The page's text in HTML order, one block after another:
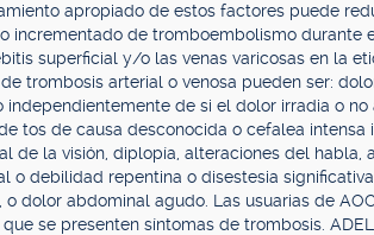
apropiado de estos factores puede
incrementado de tromboembolismo durante
superficial y/o las venas varicosas en la
trombosis arterial o venosa pueden ser:
de si el dolor irradia o no
tos de causa desconocida o cefalea
de la visión, diplopía, alteraciones del habla,
o debilidad repentina o disestesia
dolor abdominal agudo. Las usuarias de
se presenten síntomas de trombosis.